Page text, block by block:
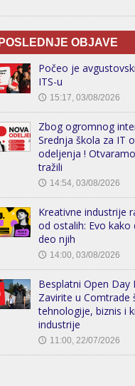
POSLEDNJE OBJAVE
Počeo je
ITS-u
🕔 15:17, 03/08/2026
Zbog ogromnog
Srednja škola za IT
odeljenja !
tražili
🕔 14:54, 03/08/2026
Kreativne industrije
od ostalih: Evo kako
deo njih
🕔 14:00, 03/08/2026
Besplatni Open Day
Zavirite u Comtrade
tehnologije, biznis i
industrije
🕔 11:00, 22/07/2026